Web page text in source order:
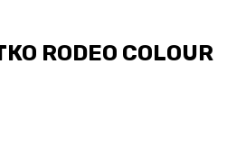
RODEO COLOUR